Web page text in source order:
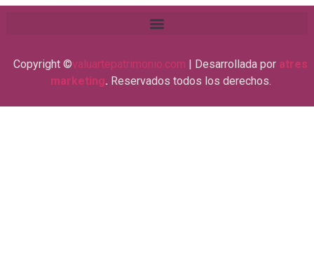
Copyright ©valuartepatrimonio.com | Desarrollada por atres
marketing. Reservados todos los derechos.